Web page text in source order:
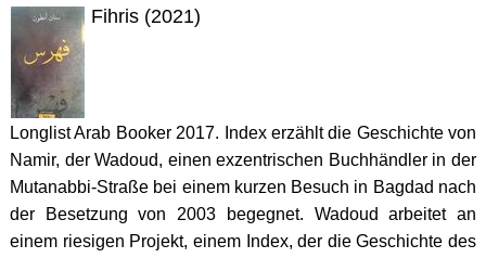
Fihris (2021)
Longlist Arab Booker 2017. Index erzählt die Geschichte von
Namir, der Wadoud, einen exzentrischen Buchhändler in der
Mutanabbi-Straße bei einem kurzen Besuch in Bagdad nach
der Besetzung von 2003 begegnet. Wadoud arbeitet an
einem riesigen Projekt, einem Index, der die Geschichte des